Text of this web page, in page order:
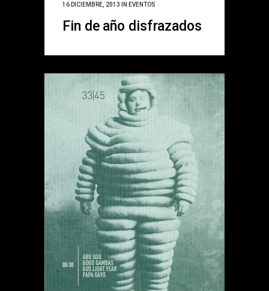
16 DICIEMBRE, 2013 IN EVENTOS
Fin de año disfrazados